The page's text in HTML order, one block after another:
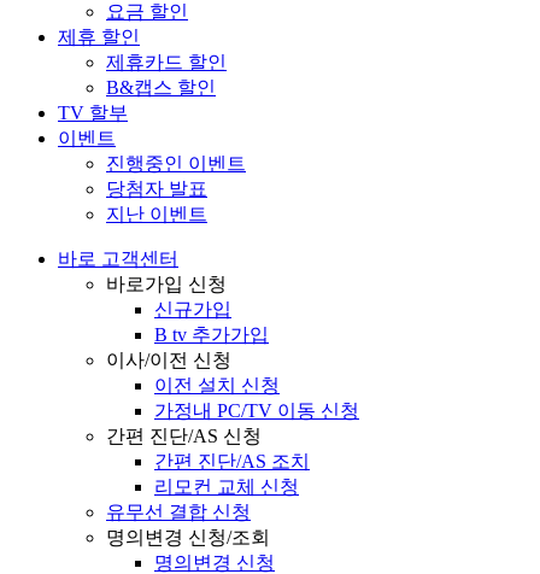
요금 할인
제휴 할인
제휴카드 할인
B&캡스 할인
TV 할부
이벤트
진행중인 이벤트
당첨자 발표
지난 이벤트
바로 고객센터
바로가입 신청
신규가입
B tv 추가가입
이사/이전 신청
이전 설치 신청
가정내 PC/TV 이동 신청
간편 진단/AS 신청
간편 진단/AS 조치
리모컨 교체 신청
유무선 결합 신청
명의변경 신청/조회
명의변경 신청